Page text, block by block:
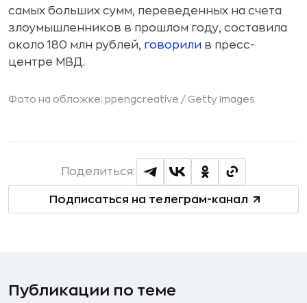
самых больших сумм, переведенных на счета
злоумышленников в прошлом году, составила
около 180 млн рублей, говорили в пресс-
центре МВД.
Фото на обложке: ppengcreative / Getty Images
Подписаться на телеграм-канал
Поделиться:
Публикации по теме